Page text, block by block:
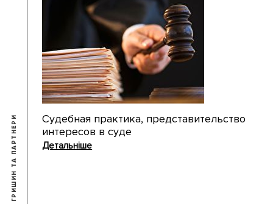
Судебная практика, представительство
интересов в суде
Детальніше